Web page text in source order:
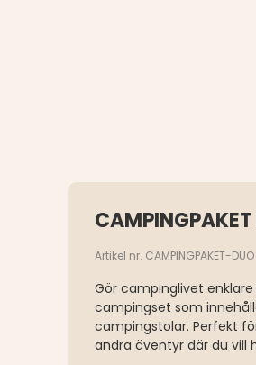
Artikel nr. CAMPINGPAKET-DUO
Gör campinglivet
campingset som
campingstolar. Perfekt
andra äventyr där du vill